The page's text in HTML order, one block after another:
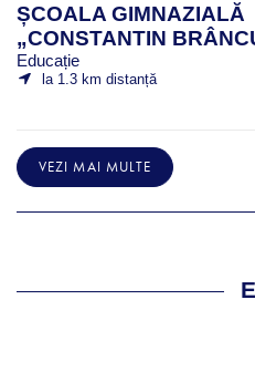
ȘCOALA GIMNAZIALĂ
„CONSTANTIN
Educație
la 1.3 km distanță
VEZI MAI MULTE